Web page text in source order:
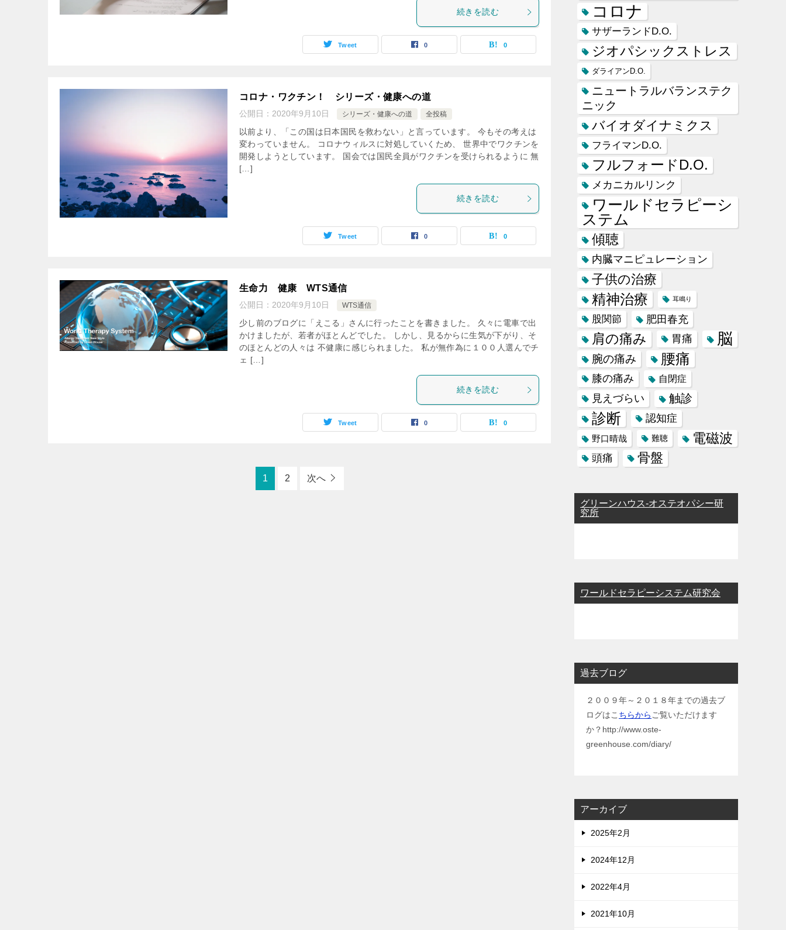
続きを読む
Tweet 0 0
コロナ・ワクチン！ シリーズ・健康への道
公開日： 2020年9月10日 シリーズ・健康への道 全投稿
以前より、「この国は日本国民を救わない」と言っています。 今もその考えは
変わっていません。 コロナウィルスに対処していくため、 世界中でワクチンを
開発しようとしています。 国会では国民全員がワクチンを受けられるように 無
[…]
続きを読む
Tweet 0 0
生命力 健康 WTS通信
公開日： 2020年9月10日 WTS通信
少し前のブログに「えこる」さんに行ったことを書きました。 久々に電車で出
かけましたが、若者がほとんどでした。 しかし、見るからに生気が下がり、そ
のほとんどの人々は 不健康に感じられました。 私が無作為に１００人選んでチ
ェ […]
続きを読む
Tweet 0 0
1 2 次へ
コロナ
サザーランドD.O.
ジオパシックストレス
ダライアンD.O.
ニュートラルバランステク
ニック
バイオダイナミクス
フライマンD.O.
フルフォードD.O.
メカニカルリンク
ワールドセラピーシ
ステム
傾聴
内臓マニピュレーション
子供の治療
精神治療 耳鳴り
股関節 肥田春充
肩の痛み 胃痛 脳
腕の痛み 腰痛
膝の痛み 自閉症
見えづらい 触診
診断 認知症
野口晴哉 難聴 電磁波
頭痛 骨盤
グリーンハウス-オステオパシー研
究所
ワールドセラピーシステム研究会
過去ブログ
２００９年～２０１８年までの過去ブ
ログはこ ちらから ご覧いただけます
か？http://www.oste-
greenhouse.com/diary/
アーカイブ
2025年2月
2024年12月
2022年4月
2021年10月